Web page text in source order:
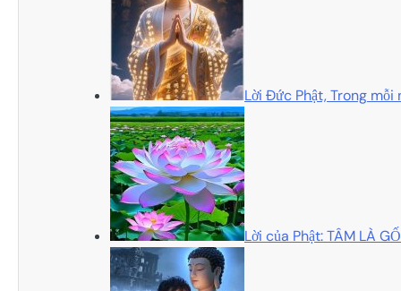
Lời Đức Phật, Trong
Lời của Phật: TÂM LÀ